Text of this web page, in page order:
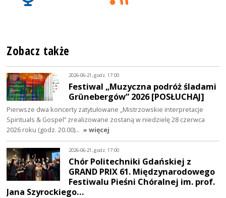
Zobacz także
2026-06-21, godz. 17:00
Festiwal „Muzyczna podróż śladami
Grünebergów” 2026 [POSŁUCHAJ]
Pierwsze dwa koncerty zatytułowane „Mistrzowskie interpretacje
Spirituals & Gospel” zrealizowane zostaną w niedzielę 28 czerwca
2026 roku (godz. 20.00)… » więcej
2026-06-21, godz. 17:00
Chór Politechniki Gdańskiej z
GRAND PRIX 61. Międzynarodowego
Festiwalu Pieśni Chóralnej im. prof.
Jana Szyrockiego…